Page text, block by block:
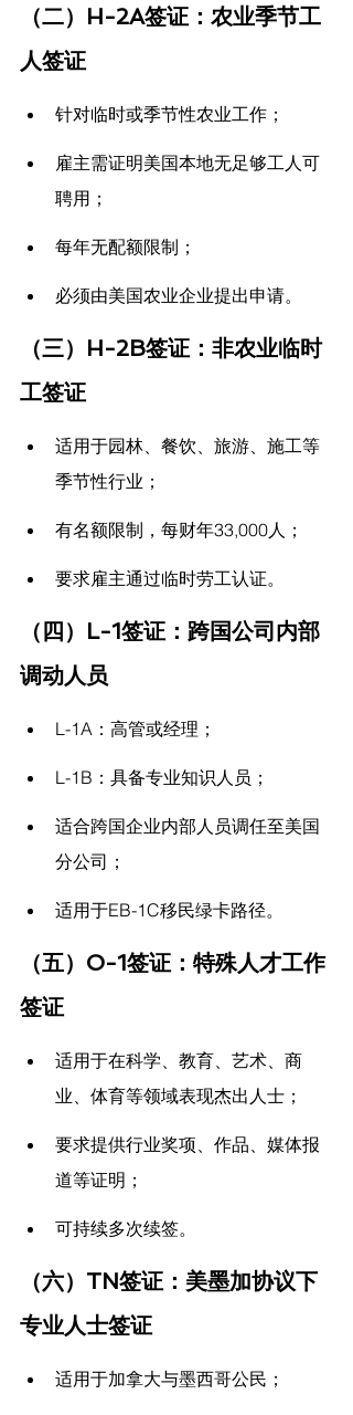
（二）H-2A签证：农业季节工
人签证
针对临时或季节性农业工作；
雇主需证明美国本地无足够工人可
聘用；
每年无配额限制；
必须由美国农业企业提出申请。
（三）H-2B签证：非农业临时
工签证
适用于园林、餐饮、旅游、施工等
季节性行业；
有名额限制，每财年33,000人；
要求雇主通过临时劳工认证。
（四）L-1签证：跨国公司内部
调动人员
L-1A：高管或经理；
L-1B：具备专业知识人员；
适合跨国企业内部人员调任至美国
分公司；
适用于EB-1C移民绿卡路径。
（五）O-1签证：特殊人才工作
签证
适用于在科学、教育、艺术、商
业、体育等领域表现杰出人士；
要求提供行业奖项、作品、媒体报
道等证明；
可持续多次续签。
（六）TN签证：美墨加协议下
专业人士签证
适用于加拿大与墨西哥公民；